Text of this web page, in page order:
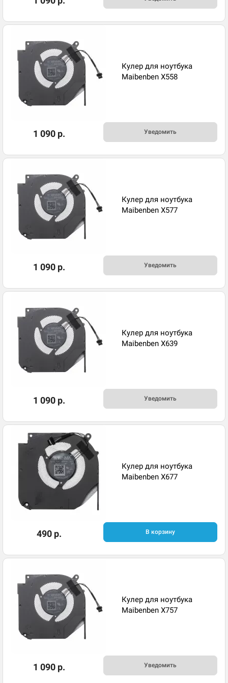
Кулер для ноутбука
Maibenben X558
1 090 р. Уведомить
Кулер для ноутбука
Maibenben X577
1 090 р. Уведомить
Кулер для ноутбука
Maibenben X639
1 090 р. Уведомить
Кулер для ноутбука
Maibenben X677
490 р. В корзину
Кулер для ноутбука
Maibenben X757
1 090 р. Уведомить